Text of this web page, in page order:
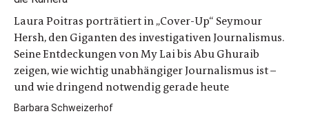
Laura Poitras porträtiert in „Cover-Up“ Seymour
Hersh, den Giganten des investigativen Journalismus.
Seine Entdeckungen von My Lai bis Abu Ghuraib
zeigen, wie wichtig unabhängiger Journalismus ist –
und wie dringend notwendig gerade heute
Barbara Schweizerhof